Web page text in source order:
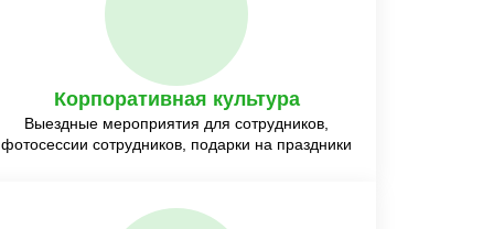
Корпоративная культура
Выездные мероприятия для сотрудников,
фотосессии сотрудников, подарки на праздники